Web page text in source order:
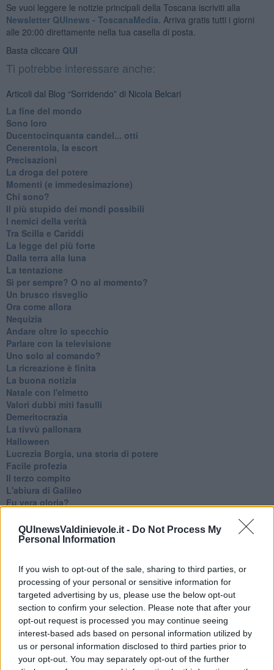
QUInewsValdinievole.it - Do Not Process My
Personal Information
If you wish to opt-out of the sale, sharing to third parties, or
processing of your personal or sensitive information for
targeted advertising by us, please use the below opt-out
section to confirm your selection. Please note that after your
opt-out request is processed you may continue seeing
interest-based ads based on personal information utilized by
us or personal information disclosed to third parties prior to
your opt-out. You may separately opt-out of the further
Se vuoi leggere le notizie principali della Toscana iscriviti alla
Newsletter QUInews - ToscanaMedia. Arriva gratis tutti i giorni
alle 20:00 direttamente nella tua casella di posta.
Basta cliccare QUI
Ti potrebbe interessare anche:
Articoli dal Blog “Sorridendo” di Nicola Belcari
La fine del mondo
Sono loro
Ducentocinquanta candel... otti
Cenerentola, la escort
Precisazioni
La droga del potere
Momenti (e immedesimazione)
Chi sono?
Il più stupido dei mondi possibili
I nemici della verità
Tra Scilla e Cariddi
La legge del più forte
Dalla terra alla luna
La tentazione
​Sì per sempre? O no al momento?
Un brusco risveglio
Ora come allora
Nequizia
Andare oltre lo specchio
Parlare con la televisione
Uno solo al comando?
La ricreazione è finita
La buona notizia
Natale con l'elmetto
Valori dubbi miti fasulli
Demeritocrazia
La tivvù pallonara
Halloween
​Lucrezia Borgia, una storia di potere
Facile profezia
Il terzo compito
L'abiura di Galileo
Fu vera gloria?
La truffa all'anziano
Alla fermata dell'autobus
Diseducazione televisiva e inerzia della politica
Foto storica
Esequie solenni
Nostalgia del sangue blu
Teste calde
Non avere e non essere
Armiamoci e... avviatevi
Da Capodanno a Carnevale
Schizzi di fango